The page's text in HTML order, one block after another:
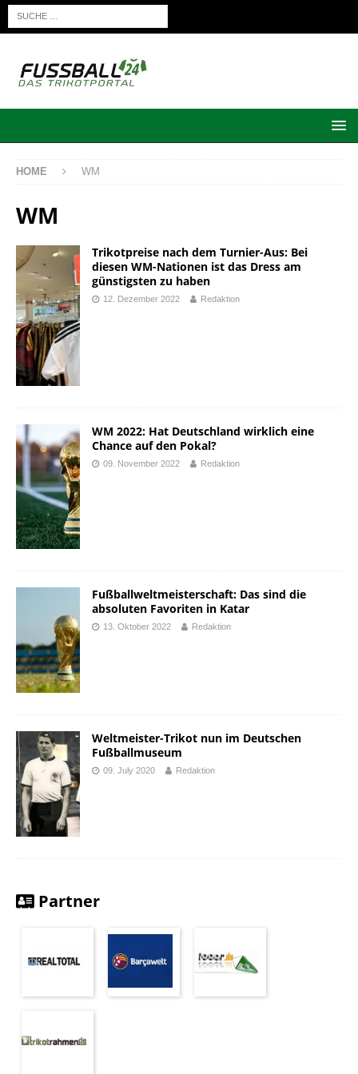
HOME WM
WM
Trikotpreise nach dem Turnier-Aus: Bei
diesen WM-Nationen ist das Dress am
günstigsten zu haben
12. Dezember 2022 Redaktion
WM 2022: Hat Deutschland wirklich eine
Chance auf den Pokal?
09. November 2022 Redaktion
Fußballweltmeisterschaft: Das sind die
absoluten Favoriten in Katar
13. Oktober 2022 Redaktion
Weltmeister-Trikot nun im Deutschen
Fußballmuseum
09. July 2020 Redaktion
Partner